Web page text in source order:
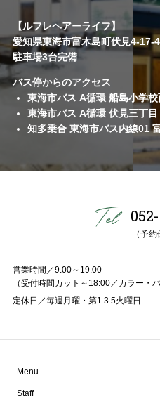
【ルフレヘアーライフ】
愛知県東海市富木島町伏見4-17-4
駐車場3台完備
バス停からのアクセス
東海市バス A循環 船島小学
東海市バス A循環 伏見三丁目
知多乗合 東海市バス内線01
（予約
営業時間／9:00～19:00
（受付時間カット～18:00／カラー・
定休日／毎週月曜・第1.3.5火曜日
Menu
Staff